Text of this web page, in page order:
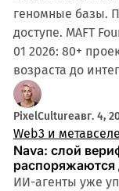
геномные базы.
доступе. MAFT
01 2026: 80+
возраста до
PixelCultureавг. 4,
Web3 и
Nava: слой
распоряжаются
ИИ-агенты уже